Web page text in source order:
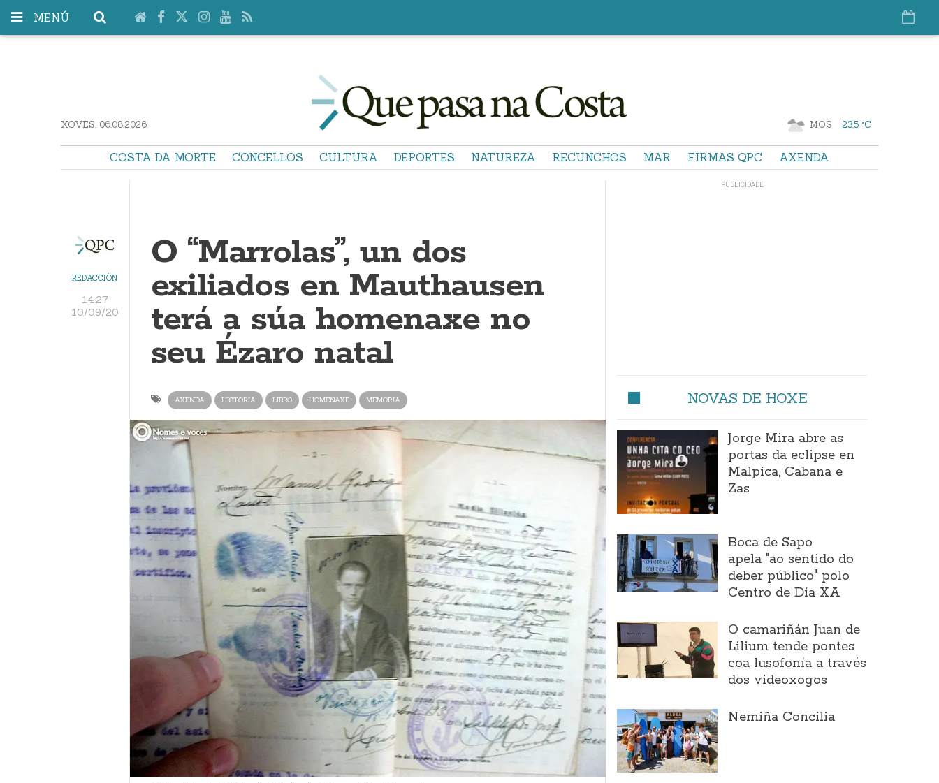
MENÚ
XOVES. 06.08.2026 MOS 23.5 °C
COSTA DA MORTE CONCELLOS CULTURA DEPORTES NATUREZA RECUNCHOS MAR FIRMAS QPC AXENDA
REDACCIÓN
14:27
10/09/20
O “Marrolas”, un dos
exiliados en Mauthausen
terá a súa homenaxe no
seu Ézaro natal
AXENDA HISTORIA LIBRO HOMENAXE MEMORIA NOVAS DE HOXE
Jorge Mira abre as
portas da eclipse en
Malpica, Cabana e
Zas
Boca de Sapo
apela "ao sentido do
deber público" polo
Centro de Día XA
O camariñán Juan de
Lilium tende pontes
coa lusofonía a través
dos videoxogos
Nemiña Concilia